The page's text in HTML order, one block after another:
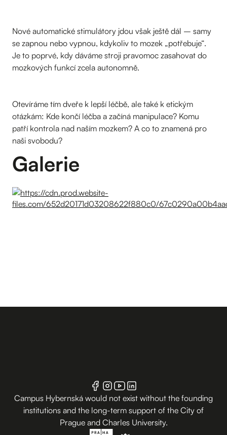
Nové automatické stimulátory jdou však ještě dál – samy
se zapnou nebo vypnou, kdykoliv to mozek „potřebuje“.
Je to poprvé, kdy dáváme stroji pravomoc zasahovat do
mozkových funkcí zcela autonomně.
Otevíráme tím dveře k lepší léčbě, ale také k etickým
otázkám: Kde končí léčba a začíná manipulace? Komu
patří kontrola nad naším mozkem? A co to znamená pro
naši svobodu?
Galerie
Campus Hybernská would not exist without the founding
institutions and the long-term support of the City of
Prague and Charles University.